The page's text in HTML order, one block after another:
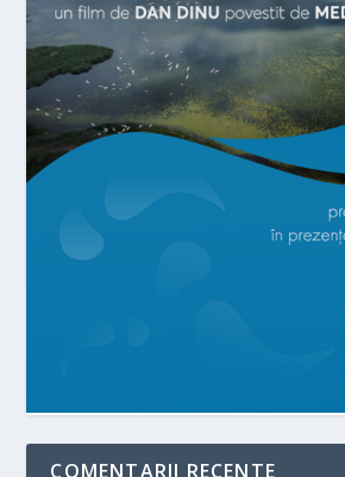
COMENTARII RECENTE